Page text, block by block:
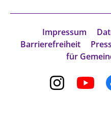
Impressum
Barrierefreiheit
für